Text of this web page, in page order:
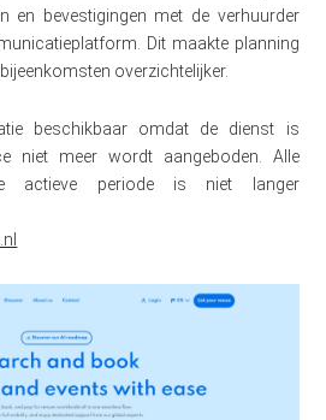
en bevestigingen met de verhuurder
Dit maakte planning
overzichtelijker.
beschikbaar omdat de dienst is
niet meer wordt aangeboden. Alle
actieve periode is niet langer